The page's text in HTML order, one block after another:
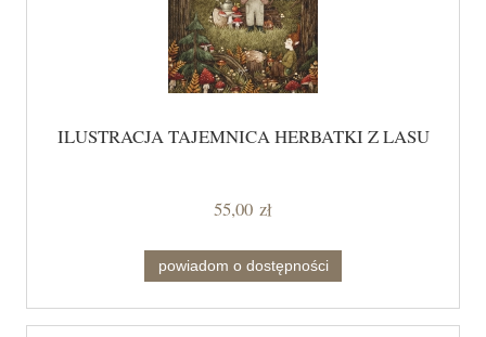
ILUSTRACJA TAJEMNICA HERBATKI Z LASU
55,00 zł
powiadom o dostępności